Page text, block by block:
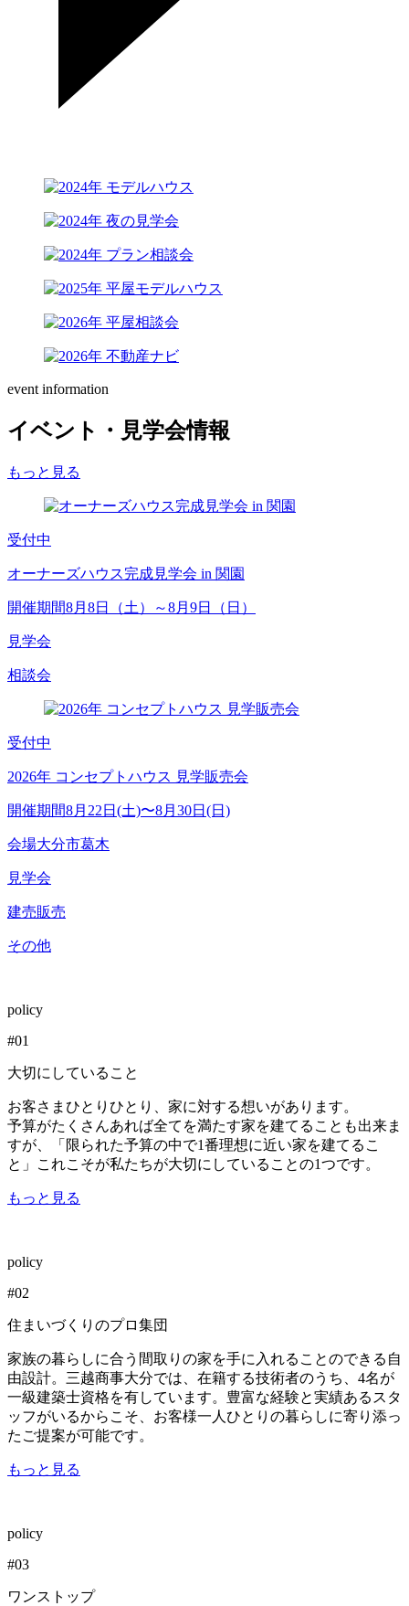
event information
イベント・見学会情報
もっと見る
受付中
オーナーズハウス完成見学会 in 関園
開催期間8月8日（土）～8月9日（日）
見学会
相談会
受付中
2026年 コンセプトハウス 見学販売会
開催期間8月22日(土)〜8月30日(日)
会場大分市葛木
見学会
建売販売
その他
policy
#01
大切にしていること
お客さまひとりひとり、家に対する想いがあります。
予算がたくさんあれば全てを満たす家を建てることも出来ま
すが、「限られた予算の中で1番理想に近い家を建てるこ
と」これこそが私たちが大切にしていることの1つです。
もっと見る
policy
#02
住まいづくりのプロ集団
家族の暮らしに合う間取りの家を手に入れることのできる自
由設計。三越商事大分では、在籍する技術者のうち、4名が
一級建築士資格を有しています。豊富な経験と実績あるスタ
ッフがいるからこそ、お客様一人ひとりの暮らしに寄り添っ
たご提案が可能です。
もっと見る
policy
#03
ワンストップ